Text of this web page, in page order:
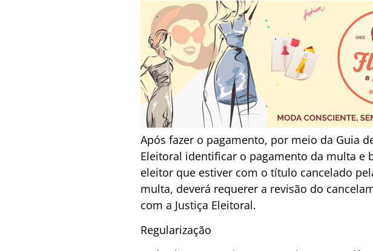
Após fazer o pagamento, por meio da Guia
Eleitoral identificar o pagamento da multa e
eleitor que estiver com o título cancelado
multa, deverá requerer a revisão do
com a Justiça Eleitoral.
Regularização